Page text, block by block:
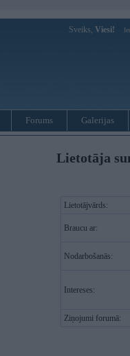
Sveiks, Viesi!
Forums Galerijas
Lietotāja
Lietotājvārds:
Braucu ar:
Nodarbošanās:
Intereses:
Ziņojumi forumā: